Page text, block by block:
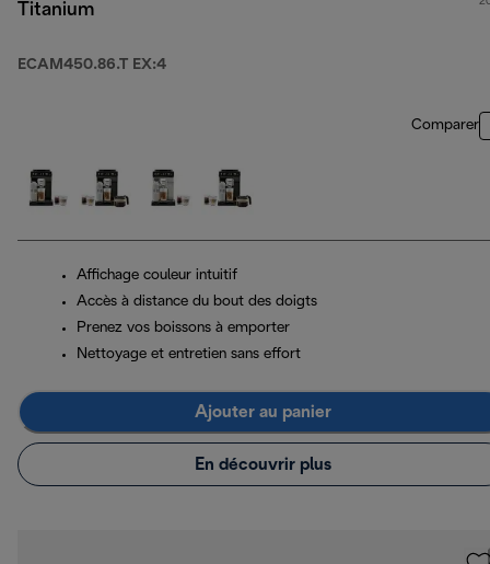
Titanium
ECAM450.86.T EX:4
Comparer
Affichage couleur intuitif
Accès à distance du bout des doigts
Prenez vos boissons à emporter
Nettoyage et entretien sans effort
Ajouter au panier
En découvrir plus